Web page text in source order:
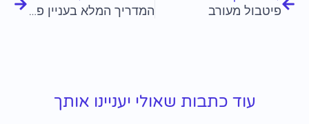
פיטבול מעורב המדריך המלא בעניין פיטבול למכירה
עוד כתבות שאולי יעניינו אותך